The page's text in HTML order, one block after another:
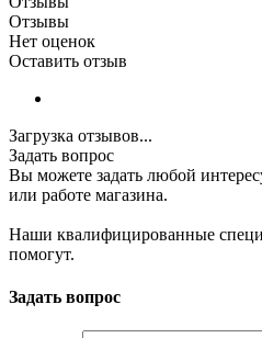
Отзывы
Нет оценок
Оставить отзыв
Загрузка отзывов...
Задать вопрос
Вы можете задать любой
или работе магазина.
Наши квалифицированные
помогут.
Задать вопрос